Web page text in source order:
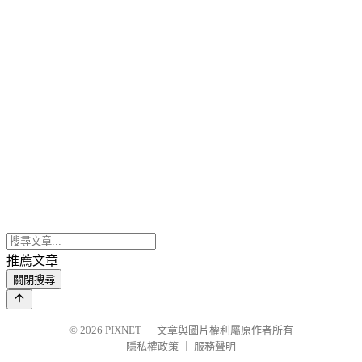
推薦文章
關閉搜尋
© 2026 PIXNET
文章與圖片權利屬原作者所有
隱私權政策
服務聲明